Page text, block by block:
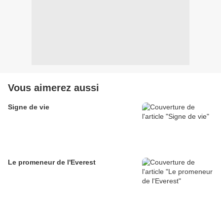
Vous aimerez aussi
Signe de vie
Le promeneur de l'Everest